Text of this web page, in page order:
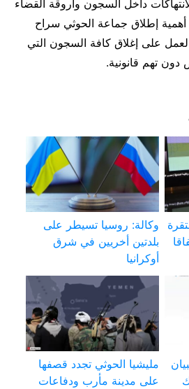
داخل السجون وأروقة القضاء
إطلاق جماعة الحوثي سراح
على إغلاق كافة السجون التي
دون تهم قانونية.
وكالة: روسيا تسيطر على
بلدتين أخريين في شرق
أوكرانيا
مليشيا الحوثي تجدد قصفها
على مدينة مأرب ودفاعات